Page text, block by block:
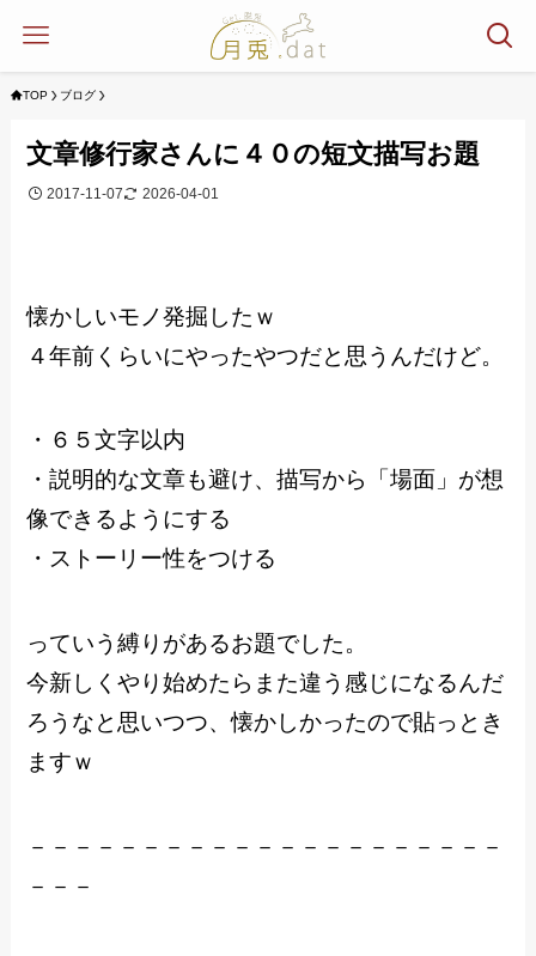
TOP ブログ
文章修行家さんに４０の短文描写お題
2017-11-07 2026-04-01
懐かしいモノ発掘したｗ
４年前くらいにやったやつだと思うんだけど。
・６５文字以内
・説明的な文章も避け、描写から「場面」が想
像できるようにする
・ストーリー性をつける
っていう縛りがあるお題でした。
今新しくやり始めたらまた違う感じになるんだ
ろうなと思いつつ、懐かしかったので貼っとき
ますｗ
－－－－－－－－－－－－－－－－－－－－－
－－－